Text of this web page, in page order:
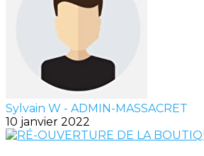
Sylvain W - ADMIN-MASSACRET
10 janvier 2022